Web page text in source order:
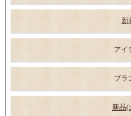
新
アイ
ブラ
新品(